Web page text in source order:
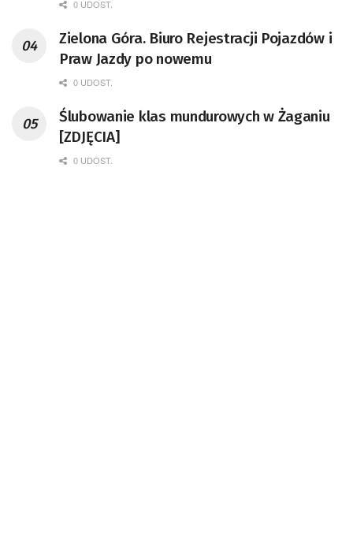
0 UDOST.
Zielona Góra. Biuro Rejestracji Pojazdów i
Praw Jazdy po nowemu
0 UDOST.
Ślubowanie klas mundurowych w Żaganiu
[ZDJĘCIA]
0 UDOST.